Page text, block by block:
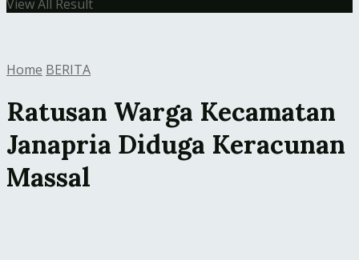
View All Result
Home BERITA
Ratusan Warga Kecamatan
Janapria Diduga Keracunan
Massal